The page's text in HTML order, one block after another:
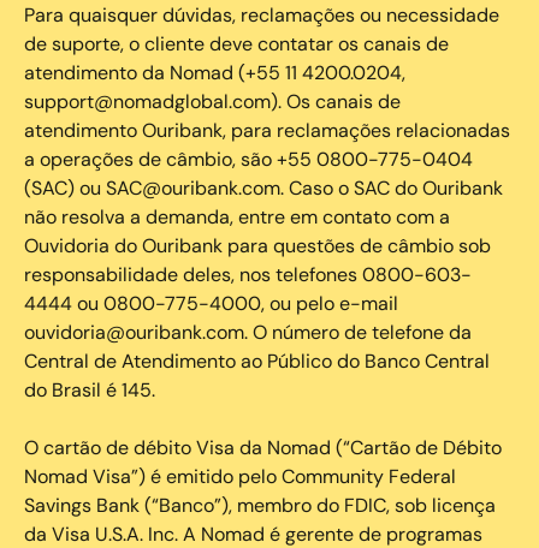
Para quaisquer dúvidas, reclamações ou necessidade
de suporte, o cliente deve contatar os canais de
atendimento da Nomad (+55 11 4200.0204,
support@nomadglobal.com). Os canais de
atendimento Ouribank, para reclamações relacionadas
a operações de câmbio, são +55 0800-775-0404
(SAC) ou SAC@ouribank.com. Caso o SAC do Ouribank
não resolva a demanda, entre em contato com a
Ouvidoria do Ouribank para questões de câmbio sob
responsabilidade deles, nos telefones 0800-603-
4444 ou 0800-775-4000, ou pelo e-mail
ouvidoria@ouribank.com. O número de telefone da
Central de Atendimento ao Público do Banco Central
do Brasil é 145.
O cartão de débito Visa da Nomad (“Cartão de Débito
Nomad Visa”) é emitido pelo Community Federal
Savings Bank (“Banco”), membro do FDIC, sob licença
da Visa U.S.A. Inc. A Nomad é gerente de programas